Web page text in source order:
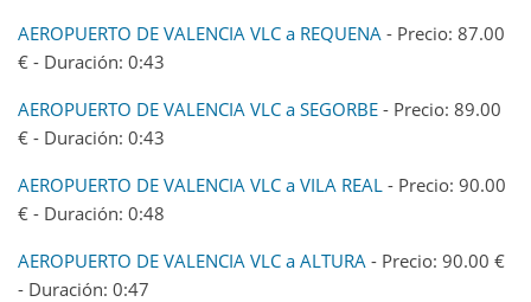
AEROPUERTO DE VALENCIA VLC a REQUENA - Precio: 87.00
€ - Duración: 0:43
AEROPUERTO DE VALENCIA VLC a SEGORBE - Precio: 89.00
€ - Duración: 0:43
AEROPUERTO DE VALENCIA VLC a VILA REAL - Precio: 90.00
€ - Duración: 0:48
AEROPUERTO DE VALENCIA VLC a ALTURA - Precio: 90.00 €
- Duración: 0:47